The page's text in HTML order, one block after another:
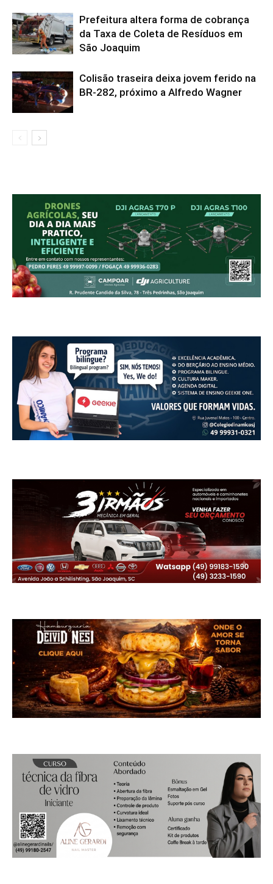
Prefeitura altera forma de cobrança
da Taxa de Coleta de Resíduos em
São Joaquim
Colisão traseira deixa jovem ferido na
BR-282, próximo a Alfredo Wagner